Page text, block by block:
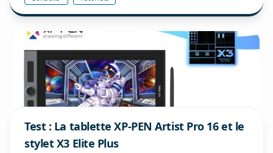
Test : La tablette XP-PEN Artist Pro 16 et le
stylet X3 Elite Plus